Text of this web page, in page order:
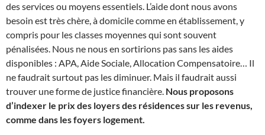
des services ou moyens essentiels. L’aide dont nous avons
besoin est très chère, à domicile comme en établissement, y
compris pour les classes moyennes qui sont souvent
pénalisées. Nous ne nous en sortirions pas sans les aides
disponibles : APA, Aide Sociale, Allocation Compensatoire… Il
ne faudrait surtout pas les diminuer. Mais il faudrait aussi
trouver une forme de justice financière. Nous proposons
d’indexer le prix des loyers des résidences sur les revenus,
comme dans les foyers logement.